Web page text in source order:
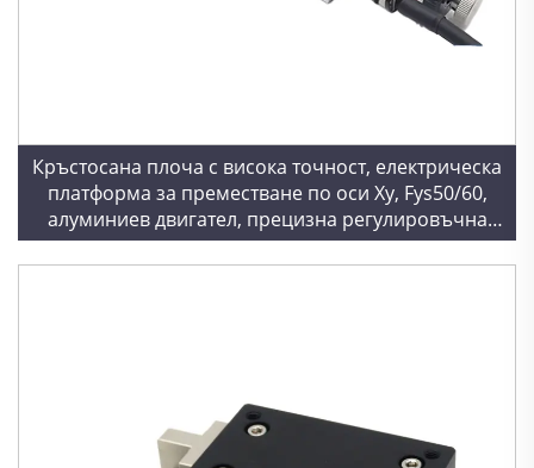
Кръстосана плоча с висока точност, електрическа
платформа за преместване по оси Xy, Fys50/60,
алуминиев двигател, прецизна регулировъчна
мобилна платформа